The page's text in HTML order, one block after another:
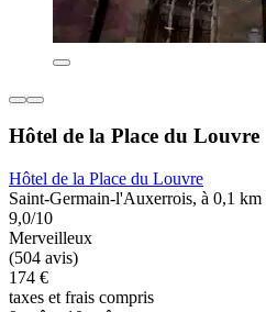
Hôtel de la Place du Louvre
Hôtel de la Place du Louvre
Saint-Germain-l'Auxerrois, à 0,1 km
9,0/10
Merveilleux
(504 avis)
174 €
taxes et frais compris